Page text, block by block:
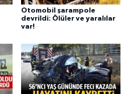
Otomobil şarampole
devrildi: Ölüler ve yaralılar
var!